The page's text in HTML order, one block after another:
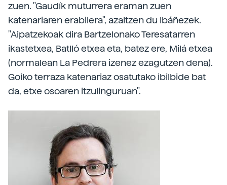
zuen. "Gaudík muturrera eraman zuen
katenariaren erabilera", azaltzen du Ibáñezek.
"Aipatzekoak dira Bartzelonako Teresatarren
ikastetxea, Batlló etxea eta, batez ere, Milá etxea
(normalean La Pedrera izenez ezagutzen dena).
Goiko terraza katenariaz osatutako ibilbide bat
da, etxe osoaren itzulinguruan".